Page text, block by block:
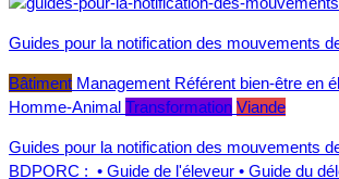
Guides pour la notification des mouvements
Bâtiment Management Référent bien-être en
Homme-Animal Transformation Viande
Guides pour la notification des mouvements
BDPORC : • Guide de l'éleveur • Guide du